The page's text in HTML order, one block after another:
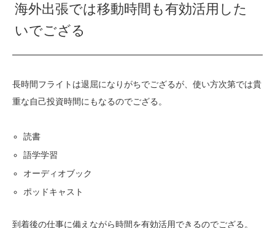
海外出張では移動時間も有効活用した
いでござる
長時間フライトは退屈になりがちでござるが、使い方次第では貴
重な自己投資時間にもなるのでござる。
読書
語学学習
オーディオブック
ポッドキャスト
到着後の仕事に備えながら時間を有効活用できるのでござる。